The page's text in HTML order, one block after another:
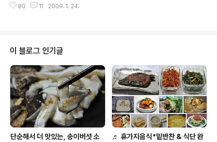
동 보관하실거예요.이 냉동만두를 쉽고 빠르게, 작은 양의
쉬운 육수 3가지를 정리하여 올려 봅니다. 육수는 모든 요
들기를 기억하여 두면.. 많은 요리를 쉽고 맛있게 만들 수
있을거예요. 참고하시어 이번 설명절 떡국 맛있게 끓여 드
시고, 다른 요리에도 응용하시기 바랍니다. ◈ 국과 반찬이
맛있어 지는 육수 3가지 ◈ ▶ 든든한 사골국물, 입에 착착
붙는 깊은 맛이 나요. 들통에 한번 삶은 사골을 넣은뒤에 대
파를 대충잘..
80 11 2009. 1. 24.
이 블로그 인기글
단순해서 더 맛있는, 송이버섯 소
♬ 휴가지음식*밑반찬 & 식단 완